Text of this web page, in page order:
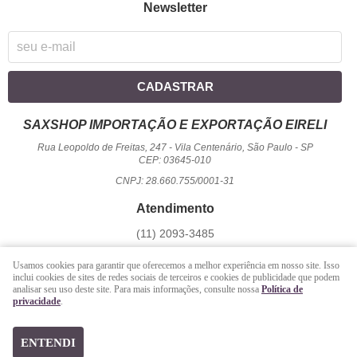
Newsletter
CADASTRAR
SAXSHOP IMPORTAÇÃO E EXPORTAÇÃO EIRELI
Rua Leopoldo de Freitas, 247- Vila Centenário, São Paulo- SP
CEP: 03645-010
CNPJ: 28.660.755/0001-31
Atendimento
(11) 2093-3485
Seg a Sex - 09 hrs às 17:00 hrs / Sáb - 09 hrs às 13 hrs.
atendimento@saxshop.com.br
Usamos cookies para garantir que oferecemos a melhor experiência em nosso site. Isso
inclui cookies de sites de redes sociais de terceiros e cookies de publicidade que podem
analisar seu uso deste site. Para mais informações, consulte nossa Política de
privacidade.
ENTENDI